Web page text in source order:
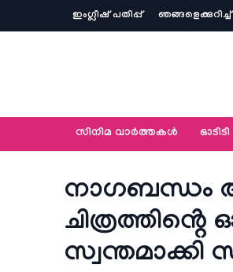
ഇംഗ്ലീഷ് പതിപ്പ് ഞങ്ങളെക്കുറിച്ച്‌
സിനിമ വാര്‍ത്തകള്‍
നാഗബന്ധം
സ്വന്തമാക്കി